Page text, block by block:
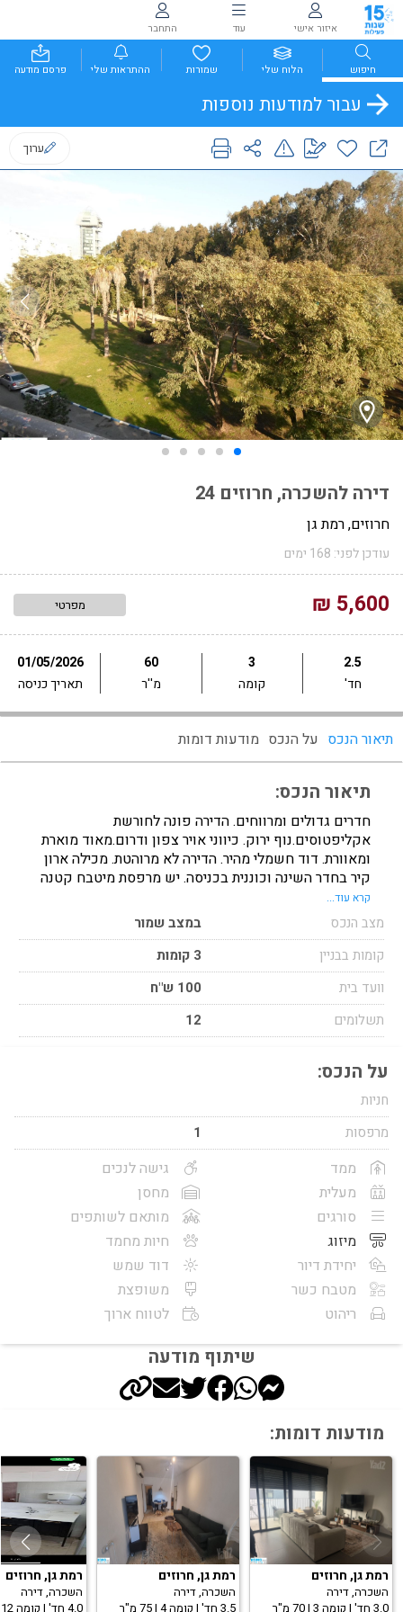
איזור אישי עוד התחבר
חיפוש הלוח שלי שמורות ההתראות שלי פרסם מודעה
עבור למודעות נוספות
ערוך
דירה להשכרה, חרוזים 24
חרוזים, רמת גן
עודכן לפני: 168 ימים
5,600 ₪ מפרטי
2.5
חד'
3
קומה
60
מ''ר
01/05/2026
תאריך כניסה
תיאור הנכס על הנכס מודעות דומות
תיאור הנכס:
חדרים גדולים ומרווחים. הדירה פונה לחורשת
אקליפטוסים.נוף ירוק. כיווני אויר צפון ודרום.מאוד מוארת
ומאוורת. דוד חשמלי מהיר. הדירה לא מרוהטת. מכילה ארון
קיר בחדר השינה וכוננית בכניסה. יש מרפסת מיטבח קטנה
עם ארון לאיכסון.ארונית בחדר האמבטיה-יש אמבטיה
ומיקלחון.דירה נעימה מאוד. מזגן בסלון.מיקום- מאוד מרכזי
ושקט תחבורה מצויינת,קרוב לרכבת.קרובה לכיכר המדינה
לבורסה ולמגדלי U
קרא עוד...
מצב הנכס
במצב שמור
קומות בבניין
3 קומות
וועד בית
100 ש"ח
תשלומים
12
על הנכס:
חניות
מרפסות
1
ממד
מעלית
סורגים
מיזוג
יחידת דיור
מטבח כשר
ריהוט
גישה לנכים
מחסן
מותאם לשותפים
חיות מחמד
דוד שמש
משופצת
לטווח ארוך
שיתוף מודעה
מודעות דומות:
רמת גן, חרוזים
השכרה, דירה
3.0 חד' | קומה 3 | 70 מ"ר
רמת גן, חרוזים
השכרה, דירה
3.5 חד' | קומה 4 | 75 מ"ר
רמת גן, חרוזים
השכרה, דירה
4.0 חד' | קומה 12 | 120 מ"ר